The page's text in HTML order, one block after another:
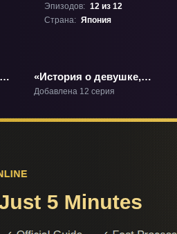
Эпизодов: 12 из 12
Страна: Япония
«История о девушке,
которая не могла стать
Добавлена 12 серия